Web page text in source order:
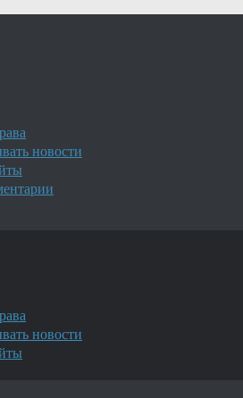
новости
новости